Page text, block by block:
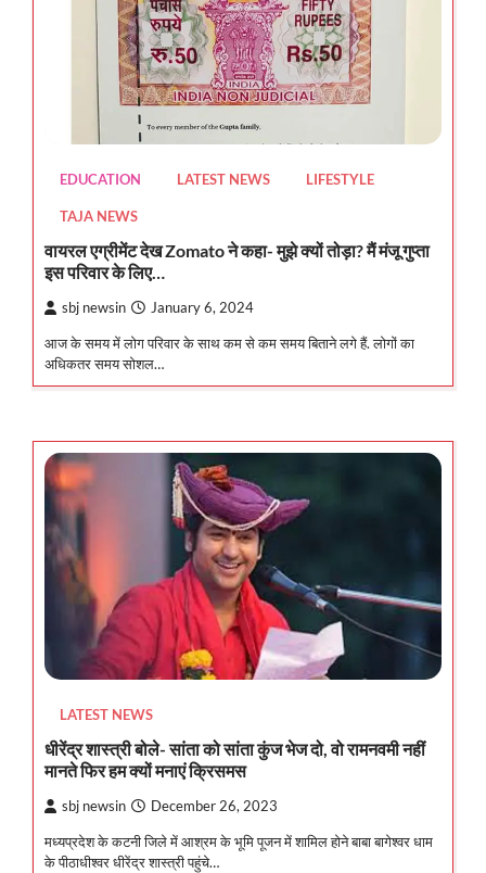
EDUCATION LATEST NEWS LIFESTYLE
TAJA NEWS
वायरल एग्रीमेंट देख Zomato ने कहा- मुझे क्यों तोड़ा? मैं मंजू गुप्ता
इस परिवार के लिए…
sbj newsin January 6, 2024
आज के समय में लोग परिवार के साथ कम से कम समय बिताने लगे हैं. लोगों का
अधिकतर समय सोशल…
LATEST NEWS
धीरेंद्र शास्त्री बोले- सांता को सांता कुंज भेज दो, वो रामनवमी नहीं
मानते फिर हम क्यों मनाएं क्रिसमस
sbj newsin December 26, 2023
मध्यप्रदेश के कटनी जिले में आश्रम के भूमि पूजन में शामिल होने बाबा बागेश्वर धाम
के पीठाधीश्वर धीरेंद्र शास्त्री पहुंचे…